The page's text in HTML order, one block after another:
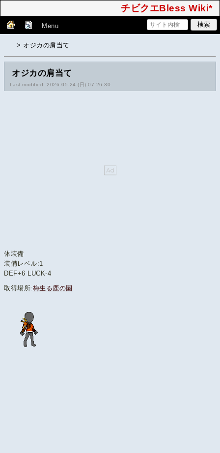
チビクエBless Wiki*
Menu
> オジカの肩当て
オジカの肩当て
Last-modified: 2026-05-24 (日) 07:26:30
体装備
装備レベル:1
DEF+6 LUCK-4
取得場所:梅生る鹿の園